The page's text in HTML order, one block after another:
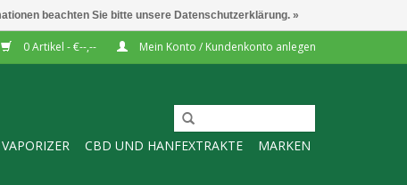
0 Artikel - €--,-- Mein Konto / Kundenkonto anlegen
VAPORIZER CBD UND HANFEXTRAKTE MARKEN
beachten Sie bitte unsere Datenschutzerklärung. »